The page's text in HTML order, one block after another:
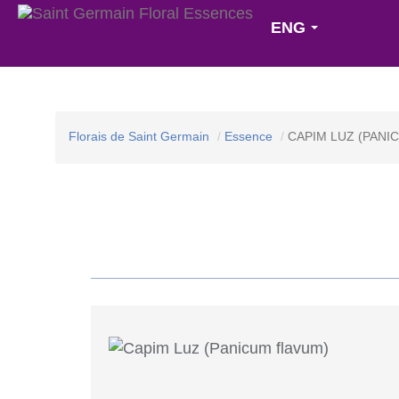
ENG
Florais de Saint Germain Essence CAPIM LUZ